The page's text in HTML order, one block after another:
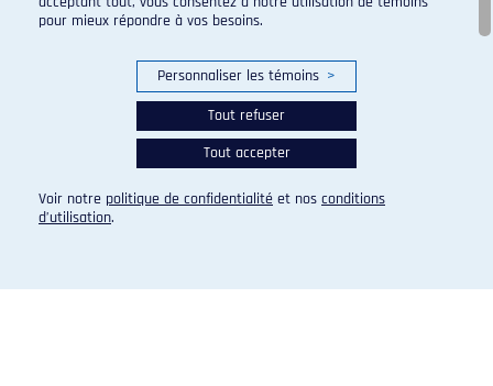
Programme de sport d'excellence du campus regroupant :
pour mieux répondre à vos besoins.
Personnaliser les témoins >
Tout refuser
Tout accepter
Voir notre politique de confidentialité et nos conditions
d’utilisation.